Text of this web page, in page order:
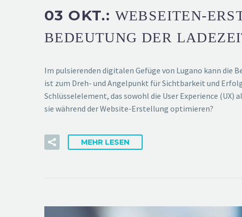
03 OKT.: WEBSEITEN-
BEDEUTUNG DER
Im pulsierenden digitalen Gefüge von Lugano kann die
ist zum Dreh- und Angelpunkt für Sichtbarkeit und
Schlüsselelement, das sowohl die User Experience
sie während der Website-Erstellung optimieren?
MEHR LESEN